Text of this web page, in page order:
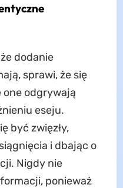
dodanie
sprawi, że się
one odgrywają
eseju.
być zwięzły,
i dbając o
Nigdy nie
ponieważ